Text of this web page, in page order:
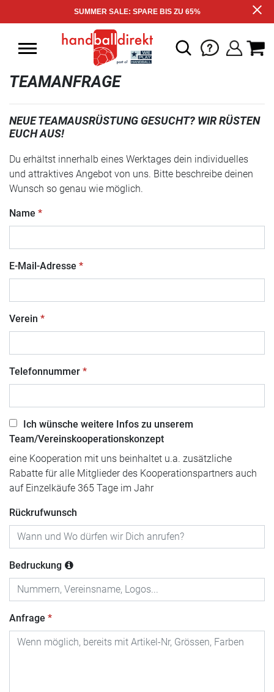
SUMMER SALE: SPARE BIS ZU 65%
TEAMANFRAGE
NEUE TEAMAUSRÜSTUNG GESUCHT? WIR RÜSTEN
EUCH AUS!
Du erhältst innerhalb eines Werktages dein individuelles
und attraktives Angebot von uns. Bitte beschreibe deinen
Wunsch so genau wie möglich.
Name
E-Mail-Adresse
Verein
Telefonnummer
Ich wünsche weitere Infos zu unserem
Team/Vereinskooperationskonzept
eine Kooperation mit uns beinhaltet u.a. zusätzliche
Rabatte für alle Mitglieder des Kooperationspartners auch
auf Einzelkäufe 365 Tage im Jahr
Rückrufwunsch
Bedruckung
Anfrage